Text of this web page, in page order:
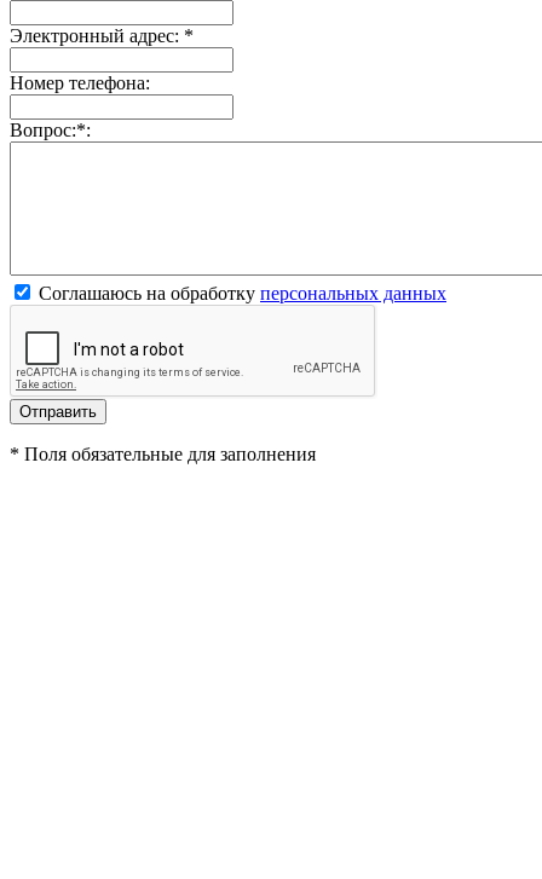
Электронный адрес: *
Номер телефона:
Вопрос:*:
Соглашаюсь на обработку персональных данных
* Поля обязательные для заполнения